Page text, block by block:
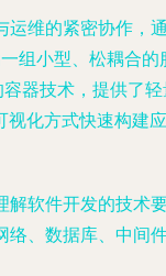
运维的紧密协作，
组小型、松耦合
容器技术，提供了
视化方式快速构建
软件开发的技术
、数据库、中间